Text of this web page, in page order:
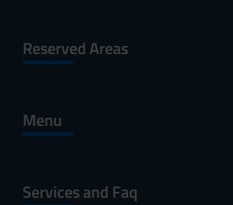
Reserved Areas
Menu
Services and Faq